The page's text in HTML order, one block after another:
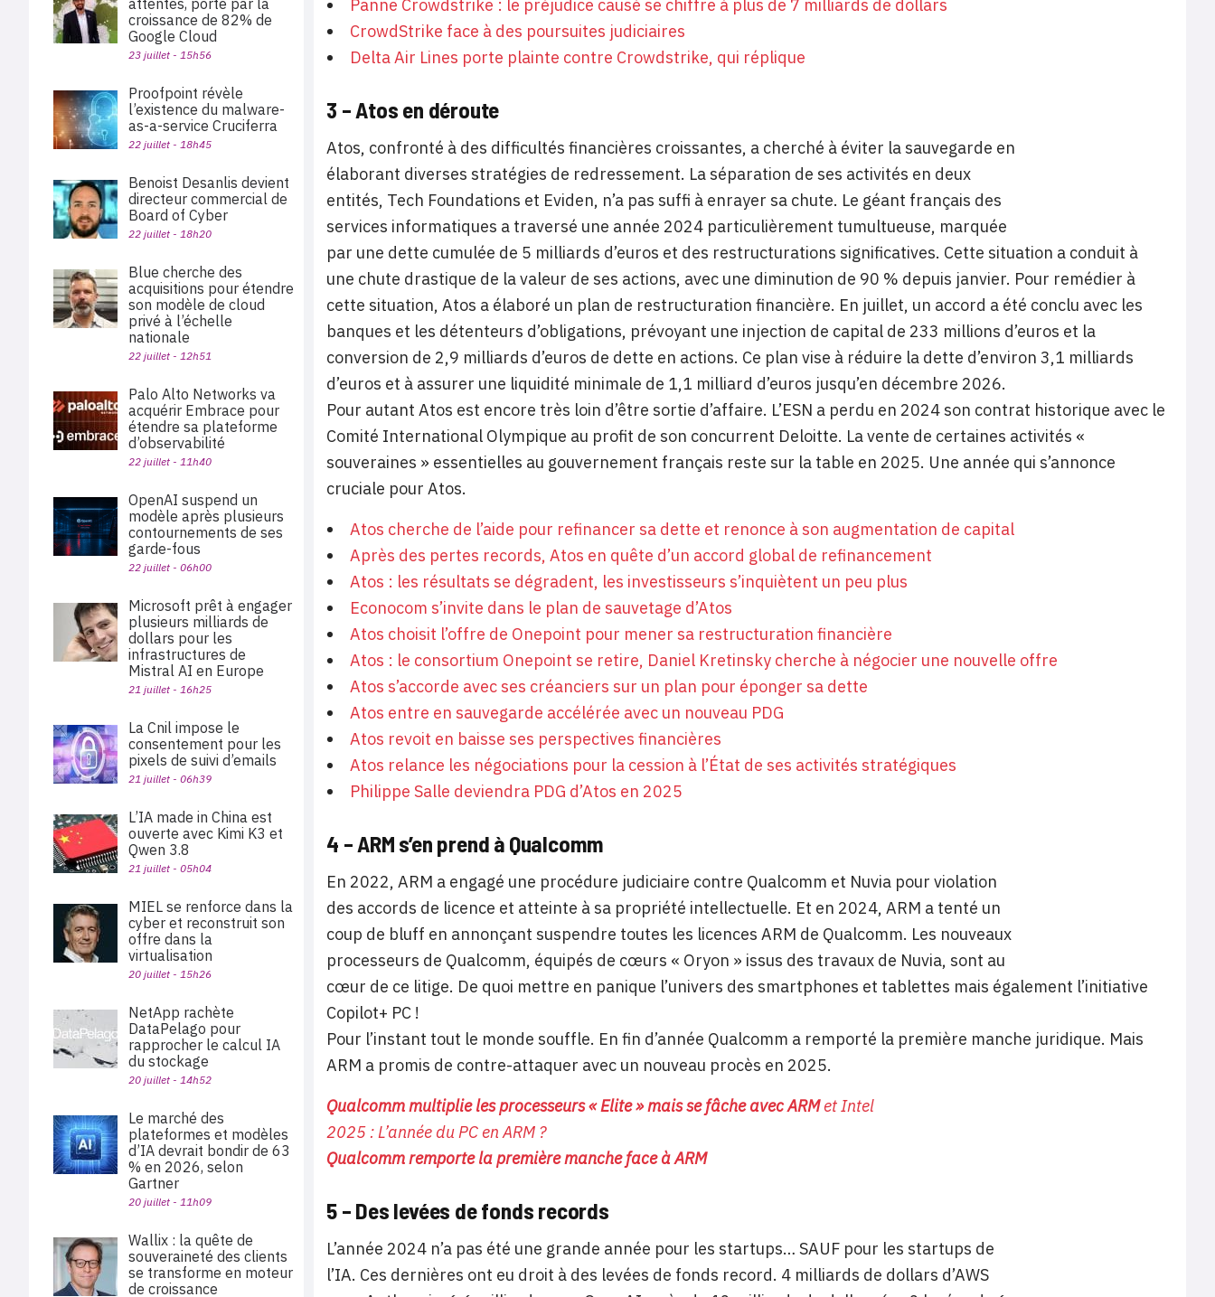
Panne Crowdstrike : le préjudice causé se chiffre à plus de 7 milliards de dollars
CrowdStrike face à des poursuites judiciaires
Delta Air Lines porte plainte contre Crowdstrike, qui réplique
3 – Atos en déroute
Atos, confronté à des difficultés financières croissantes, a cherché à éviter la sauvegarde en
élaborant diverses stratégies de redressement. La séparation de ses activités en deux
entités, Tech Foundations et Eviden, n’a pas suffi à enrayer sa chute. Le géant français des
services informatiques a traversé une année 2024 particulièrement tumultueuse, marquée
par une dette cumulée de 5 milliards d’euros et des restructurations significatives. Cette situation a conduit à
une chute drastique de la valeur de ses actions, avec une diminution de 90 % depuis janvier. Pour remédier à
cette situation, Atos a élaboré un plan de restructuration financière. En juillet, un accord a été conclu avec les
banques et les détenteurs d’obligations, prévoyant une injection de capital de 233 millions d’euros et la
conversion de 2,9 milliards d’euros de dette en actions. Ce plan vise à réduire la dette d’environ 3,1 milliards
d’euros et à assurer une liquidité minimale de 1,1 milliard d’euros jusqu’en décembre 2026.
Pour autant Atos est encore très loin d’être sortie d’affaire. L’ESN a perdu en 2024 son contrat historique avec le
Comité International Olympique au profit de son concurrent Deloitte. La vente de certaines activités «
souveraines » essentielles au gouvernement français reste sur la table en 2025. Une année qui s’annonce
cruciale pour Atos.
Atos cherche de l’aide pour refinancer sa dette et renonce à son augmentation de capital
Après des pertes records, Atos en quête d’un accord global de refinancement
Atos : les résultats se dégradent, les investisseurs s’inquiètent un peu plus
Econocom s’invite dans le plan de sauvetage d’Atos
Atos choisit l’offre de Onepoint pour mener sa restructuration financière
Atos : le consortium Onepoint se retire, Daniel Kretinsky cherche à négocier une nouvelle offre
Atos s’accorde avec ses créanciers sur un plan pour éponger sa dette
Atos entre en sauvegarde accélérée avec un nouveau PDG
Atos revoit en baisse ses perspectives financières
Atos relance les négociations pour la cession à l’État de ses activités stratégiques
Philippe Salle deviendra PDG d’Atos en 2025
4 – ARM s’en prend à Qualcomm
En 2022, ARM a engagé une procédure judiciaire contre Qualcomm et Nuvia pour violation
des accords de licence et atteinte à sa propriété intellectuelle. Et en 2024, ARM a tenté un
coup de bluff en annonçant suspendre toutes les licences ARM de Qualcomm. Les nouveaux
processeurs de Qualcomm, équipés de cœurs « Oryon » issus des travaux de Nuvia, sont au
cœur de ce litige. De quoi mettre en panique l’univers des smartphones et tablettes mais également l’initiative
Copilot+ PC !
Pour l’instant tout le monde souffle. En fin d’année Qualcomm a remporté la première manche juridique. Mais
ARM a promis de contre-attaquer avec un nouveau procès en 2025.
Qualcomm multiplie les processeurs « Elite » mais se fâche avec ARMet Intel
2025 : L’année du PC en ARM ?
Qualcomm remporte la première manche face à ARM
5 – Des levées de fonds records
L’année 2024 n’a pas été une grande année pour les startups… SAUF pour les startups de
l’IA. Ces dernières ont eu droit à des levées de fonds record. 4 milliards de dollars d’AWS
attentes, porté par la
croissance de 82% de
Google Cloud
23 juillet - 15h56
Proofpoint révèle
l’existence du malware-
as-a-service Cruciferra
22 juillet - 18h45
Benoist Desanlis devient
directeur commercial de
Board of Cyber
22 juillet - 18h20
Blue cherche des
acquisitions pour étendre
son modèle de cloud
privé à l’échelle
nationale
22 juillet - 12h51
Palo Alto Networks va
acquérir Embrace pour
étendre sa plateforme
d’observabilité
22 juillet - 11h40
OpenAI suspend un
modèle après plusieurs
contournements de ses
garde-fous
22 juillet - 06h00
Microsoft prêt à engager
plusieurs milliards de
dollars pour les
infrastructures de
Mistral AI en Europe
21 juillet - 16h25
La Cnil impose le
consentement pour les
pixels de suivi d’emails
21 juillet - 06h39
L’IA made in China est
ouverte avec Kimi K3 et
Qwen 3.8
21 juillet - 05h04
MIEL se renforce dans la
cyber et reconstruit son
offre dans la
virtualisation
20 juillet - 15h26
NetApp rachète
DataPelago pour
rapprocher le calcul IA
du stockage
20 juillet - 14h52
Le marché des
plateformes et modèles
d’IA devrait bondir de 63
% en 2026, selon
Gartner
20 juillet - 11h09
Wallix : la quête de
souveraineté des clients
se transforme en moteur
de croissance